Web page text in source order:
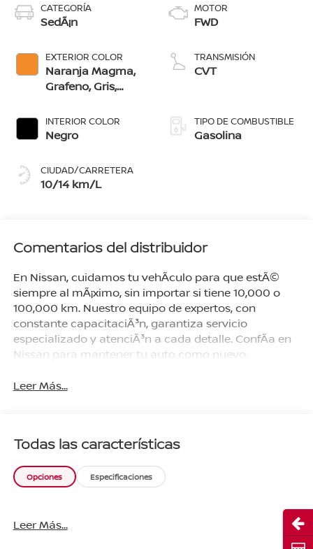
CATEGORÍA
SedÃ¡n
EXTERIOR COLOR
Naranja Magma,
Grafeno, Gris,
Burdeos, Blanco
Perlado, Azul
Perlado/Negro,
Grafeno/Negro,
Azul
Magma/Negro
INTERIOR COLOR
Negro
CIUDAD/CARRETERA
10/14 km/L
MOTOR
FWD
TRANSMISIÓN
CVT
TIPO DE COMBUSTIBLE
Gasolina
Comentarios del distribuidor
En Nissan, cuidamos tu vehÃ­culo para que estÃ©
siempre al mÃ¡ximo, sin importar si tiene 10,000 o
100,000 km. Nuestro equipo de expertos, con
constante capacitaciÃ³n, garantiza servicio
especializado y atenciÃ³n a cada detalle. ConfÃ­a en
Nissan para mantener tu auto como nuevo.
Leer Más...
Todas las características
Opciones Especificaciones
Leer Más...